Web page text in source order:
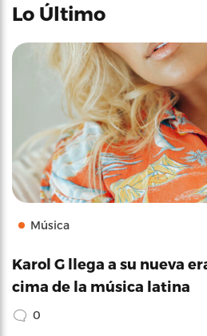
Lo Último
Música
Karol G llega a su nueva
cima de la música latina
0